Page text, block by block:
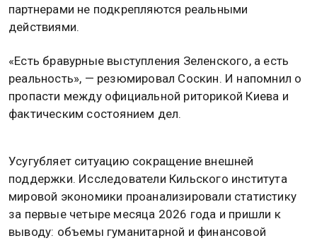
партнерами не подкрепляются реальными
действиями.
«Есть бравурные выступления Зеленского, а есть
реальность», — резюмировал Соскин. И напомнил о
пропасти между официальной риторикой Киева и
фактическим состоянием дел.
Усугубляет ситуацию сокращение внешней
поддержки. Исследователи Кильского института
мировой экономики проанализировали статистику
за первые четыре месяца 2026 года и пришли к
выводу: объемы гуманитарной и финансовой